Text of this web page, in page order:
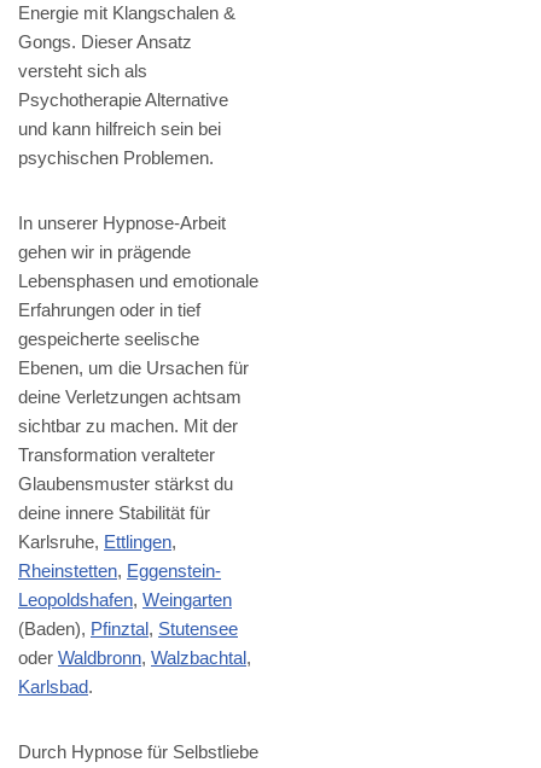
Energie mit Klangschalen &
Gongs. Dieser Ansatz
versteht sich als
Psychotherapie Alternative
und kann hilfreich sein bei
psychischen Problemen.
In unserer Hypnose-Arbeit
gehen wir in prägende
Lebensphasen und emotionale
Erfahrungen oder in tief
gespeicherte seelische
Ebenen, um die Ursachen für
deine Verletzungen achtsam
sichtbar zu machen. Mit der
Transformation veralteter
Glaubensmuster stärkst du
deine innere Stabilität für
Karlsruhe, Ettlingen,
Rheinstetten, Eggenstein-
Leopoldshafen, Weingarten
(Baden), Pfinztal, Stutensee
oder Waldbronn, Walzbachtal,
Karlsbad.
Durch Hypnose für Selbstliebe